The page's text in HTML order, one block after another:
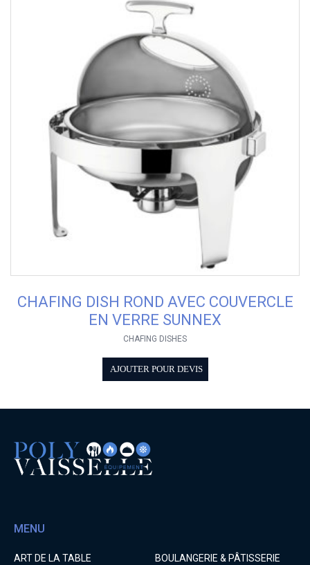
CHAFING DISH ROND AVEC COUVERCLE
EN VERRE SUNNEX
CHAFING DISHES
AJOUTER POUR DEVIS
MENU
ART DE LA TABLE BOULANGERIE & PÂTISSERIE